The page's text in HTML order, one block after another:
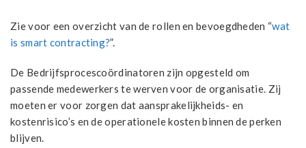
Zie voor een overzicht van de rollen en bevoegdheden “wat
is smart contracting?”.
De Bedrijfsprocescoördinatoren zijn opgesteld om
passende medewerkers te werven voor de organisatie. Zij
moeten er voor zorgen dat aansprakelijkheids- en
kostenrisico’s en de operationele kosten binnen de perken
blijven.